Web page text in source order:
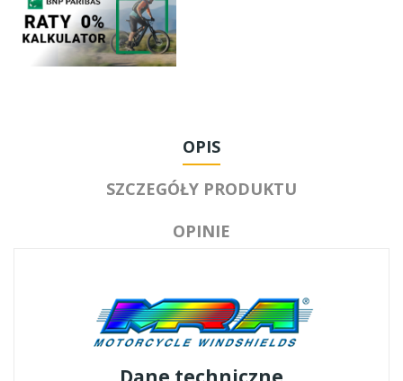
OPIS
SZCZEGÓŁY PRODUKTU
OPINIE